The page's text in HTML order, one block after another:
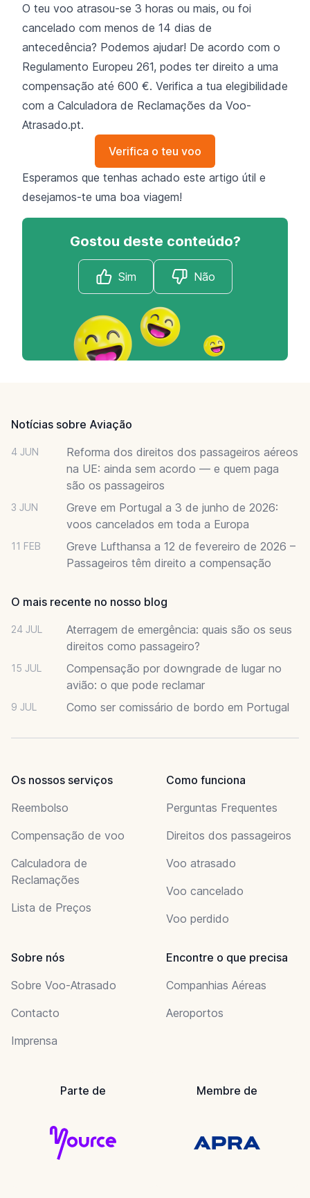
O teu voo atrasou-se 3 horas ou mais, ou foi
cancelado com menos de 14 dias de
antecedência? Podemos ajudar! De acordo com o
Regulamento Europeu 261, podes ter direito a uma
compensação até 600 €. Verifica a tua elegibilidade
com a Calculadora de Reclamações da Voo-
Atrasado.pt.
Verifica o teu voo
Esperamos que tenhas achado este artigo útil e
desejamos-te uma boa viagem!
Gostou deste conteúdo?
Sim Não
Notícias sobre Aviação
4 JUN
Reforma dos direitos dos passageiros aéreos
na UE: ainda sem acordo — e quem paga
são os passageiros
3 JUN
Greve em Portugal a 3 de junho de 2026:
voos cancelados em toda a Europa
11 FEB
Greve Lufthansa a 12 de fevereiro de 2026 –
Passageiros têm direito a compensação
O mais recente no nosso blog
24 JUL
Aterragem de emergência: quais são os seus
direitos como passageiro?
15 JUL
Compensação por downgrade de lugar no
avião: o que pode reclamar
9 JUL Como ser comissário de bordo em Portugal
Os nossos serviços
Reembolso
Compensação de voo
Calculadora de
Reclamações
Lista de Preços
Como funciona
Perguntas Frequentes
Direitos dos passageiros
Voo atrasado
Voo cancelado
Voo perdido
Sobre nós
Sobre Voo-Atrasado
Contacto
Imprensa
Encontre o que precisa
Companhias Aéreas
Aeroportos
Parte de Membre de